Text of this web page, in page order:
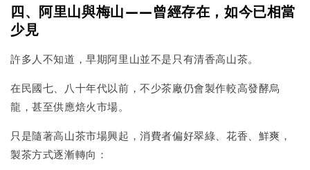
四、阿里山與梅山——曾經存在，如今已相當
少見
許多人不知道，早期阿里山並不是只有清香高山茶。
在民國七、八十年代以前，不少茶廠仍會製作較高發酵烏
龍，甚至供應焙火市場。
只是隨著高山茶市場興起，消費者偏好翠綠、花香、鮮爽，
製茶方式逐漸轉向：